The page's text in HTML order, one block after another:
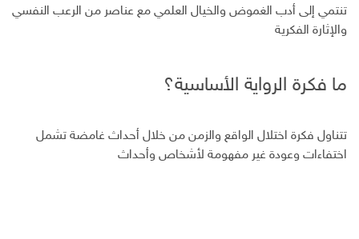
تنتمي إلى أدب الغموض والخيال العلمي مع عناصر من الرعب النفسي
والإثارة الفكرية
ما فكرة الرواية الأساسية؟
تتناول فكرة اختلال الواقع والزمن من خلال أحداث غامضة تشمل
اختفاءات وعودة غير مفهومة لأشخاص وأحداث